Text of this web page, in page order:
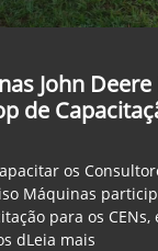
John
de
os
Máquinas
para os CENs,
dLeia mais